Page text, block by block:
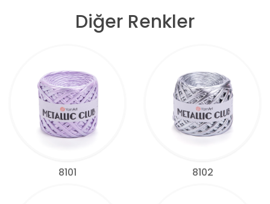
Diğer Renkler
8101 8102